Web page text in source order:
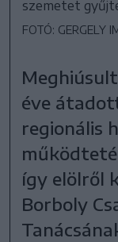
szemetet
FOTÓ: GERGELY
éve
regionális
így elölről
Borboly